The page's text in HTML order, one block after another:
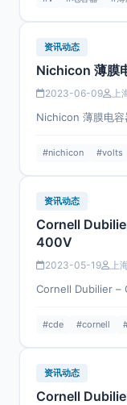
资讯动态
Nichicon 薄膜
2023-06-09
Nichicon 薄膜电
#nichicon #volts
资讯动态
Cornell
400V
2023-05-19 上
Cornell Dubilier –
#cde #cornell
资讯动态
Cornell